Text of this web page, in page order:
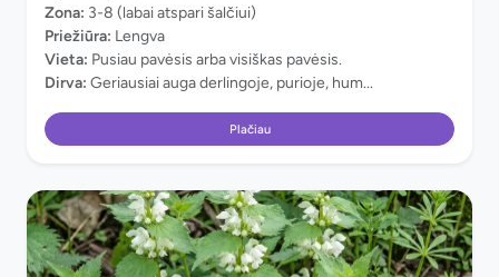
Zona: 3-8 (labai atspari šalčiui)
Priežiūra: Lengva
Vieta: Pusiau pavėsis arba visiškas pavėsis.
Dirva: Geriausiai auga derlingoje, purioje, hum...
Plačiau